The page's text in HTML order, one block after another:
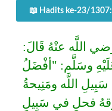
📖 Hadits ke-23/1307:
رضي اللَّه عنْهُ قَالَ:
وسَلَّم: "أفْضَلُ
اللَّه ومَنِيحةُ
فحلٍ في سَبِيلِ